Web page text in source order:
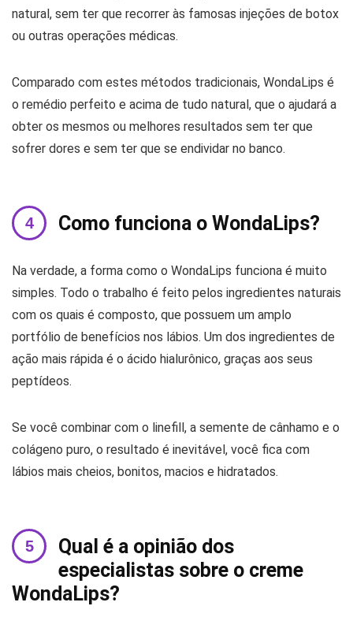
natural, sem ter que recorrer às famosas injeções de botox
ou outras operações médicas.
Comparado com estes métodos tradicionais, WondaLips é
o remédio perfeito e acima de tudo natural, que o ajudará a
obter os mesmos ou melhores resultados sem ter que
sofrer dores e sem ter que se endividar no banco.
Como funciona o WondaLips?
Na verdade, a forma como o WondaLips funciona é muito
simples. Todo o trabalho é feito pelos ingredientes naturais
com os quais é composto, que possuem um amplo
portfólio de benefícios nos lábios. Um dos ingredientes de
ação mais rápida é o ácido hialurônico, graças aos seus
peptídeos.
Se você combinar com o linefill, a semente de cânhamo e o
colágeno puro, o resultado é inevitável, você fica com
lábios mais cheios, bonitos, macios e hidratados.
Qual é a opinião dos
especialistas sobre o creme
WondaLips?